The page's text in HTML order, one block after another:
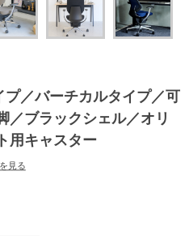
／バーチカルタイプ／可
／ブラックシェル／オリ
用キャスター
見る